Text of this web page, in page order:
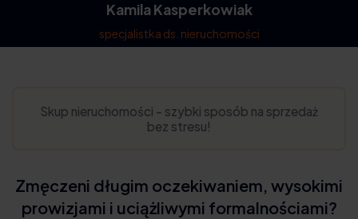
Kamila Kasperkowiak
specjalistka ds. nieruchomości
Zmęczeni długim oczekiwaniem, wysokimi
prowizjami i uciążliwymi formalnościami?
Skup nieruchomości - szybki sposób na sprzedaż
bez stresu!